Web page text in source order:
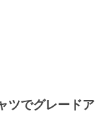
ツでグレードア